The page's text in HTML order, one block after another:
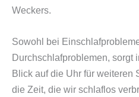
Weckers.
Sowohl bei
Durchschlafproblemen, sorgt
Blick auf die Uhr für weiteren
die Zeit, die wir schlaflos